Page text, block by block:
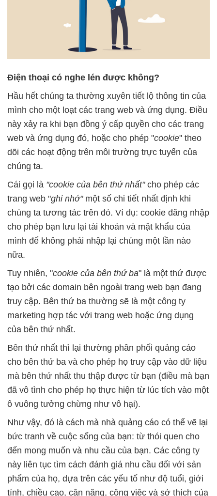
Điện thoại có nghe lén được không?
Hầu hết chúng ta thường xuyên tiết lộ thông tin của
mình cho một loạt các trang web và ứng dụng. Điều
này xảy ra khi bạn đồng ý cấp quyền cho các trang
web và ứng dụng đó, hoặc cho phép "cookie" theo
dõi các hoạt động trên môi trường trực tuyến của
chúng ta.
Cái gọi là "cookie của bên thứ nhất"cho phép các
trang web "ghi nhớ"một số chi tiết nhất định khi
chúng ta tương tác trên đó. Ví dụ: cookie đăng nhập
cho phép bạn lưu lại tài khoản và mật khẩu của
mình để không phải nhập lại chúng một lần nào
nữa.
Tuy nhiên, "cookie của bên thứ ba" là một thứ được
tạo bởi các domain bên ngoài trang web bạn đang
truy cập. Bên thứ ba thường sẽ là một công ty
marketing hợp tác với trang web hoặc ứng dụng
của bên thứ nhất.
Bên thứ nhất thì lại thường phân phối quảng cáo
cho bên thứ ba và cho phép họ truy cập vào dữ liệu
mà bên thứ nhất thu thập được từ bạn (điều mà bạn
đã vô tình cho phép họ thực hiện từ lúc tích vào một
ô vuông tưởng chừng như vô hại).
Như vậy, đó là cách mà nhà quảng cáo có thể vẽ lại
bức tranh về cuộc sống của bạn: từ thói quen cho
đến mong muốn và nhu cầu của bạn. Các công ty
này liên tục tìm cách đánh giá nhu cầu đối với sản
phẩm của họ, dựa trên các yếu tố như độ tuổi, giới
tính, chiều cao, cân nặng, công việc và sở thích của